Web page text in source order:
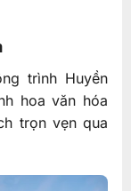
trình Huyền
hoa văn hóa
trọn vẹn qua